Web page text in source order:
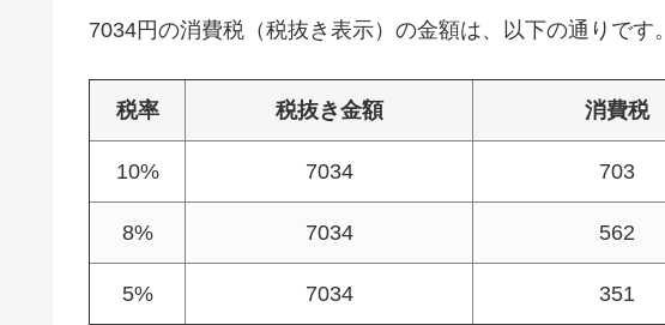
7034円の消費税（税抜き表示）の金額は、以下の通りです。
税率 税抜き金額 消費税
10% 7034 703
8% 7034 562
5% 7034 351